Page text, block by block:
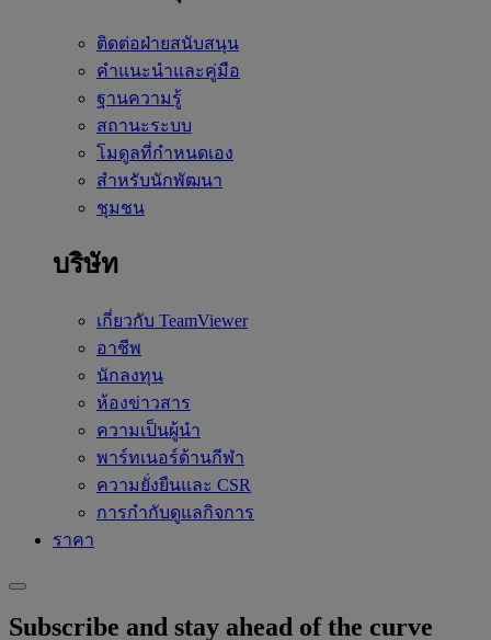
ติดต่อฝ่ายสนับสนุน
คำแนะนำและคู่มือ
ฐานความรู้
สถานะระบบ
โมดูลที่กำหนดเอง
สำหรับนักพัฒนา
ชุมชน
บริษัท
เกี่ยวกับ TeamViewer
อาชีพ
นักลงทุน
ห้องข่าวสาร
ความเป็นผู้นำ
พาร์ทเนอร์ด้านกีฬา
ความยั่งยืนและ CSR
การกำกับดูแลกิจการ
ราคา
Subscribe and stay ahead of the curve